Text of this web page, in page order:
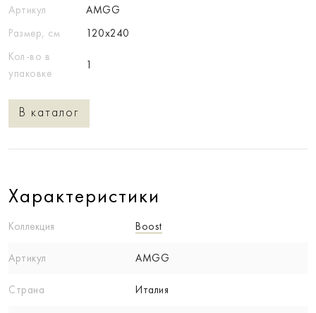
Артикул
AMGG
Размер, см
120x240
Кол-во в
упаковке
1
В каталог
Характеристики
Коллекция Boost
Артикул AMGG
Страна Италия